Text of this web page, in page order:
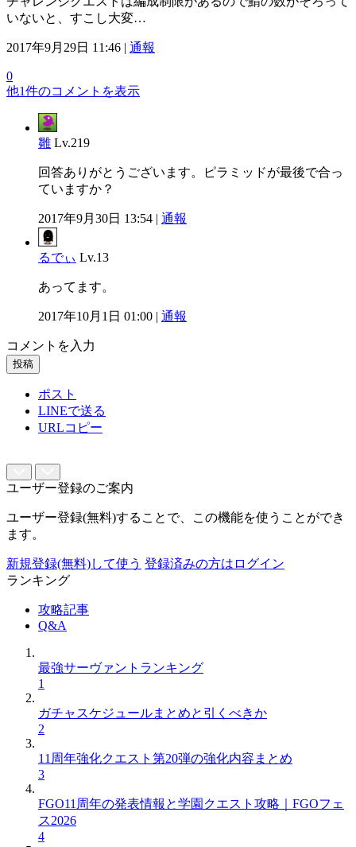
いないと、すこし大変…
2017年9月29日 11:46 | 通報
0
他1件のコメントを表示
雛 Lv.219
回答ありがとうございます。ピラミッドが最後で合っ
ていますか？
2017年9月30日 13:54 | 通報
るでぃ Lv.13
あってます。
2017年10月1日 01:00 | 通報
コメントを入力
投稿
ポスト
LINEで送る
URLコピー
ユーザー登録のご案内
ユーザー登録(無料)することで、この機能を使うことができ
ます。
新規登録(無料)して使う 登録済みの方はログイン
ランキング
攻略記事
Q&A
最強サーヴァントランキング
1
ガチャスケジュールまとめと引くべきか
2
11周年強化クエスト第20弾の強化内容まとめ
3
FGO11周年の発表情報と学園クエスト攻略｜FGOフェ
ス2026
4